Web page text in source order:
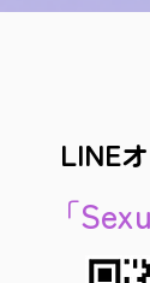
LINE
「